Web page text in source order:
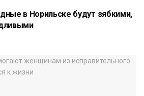
в Норильске будут зябкими,